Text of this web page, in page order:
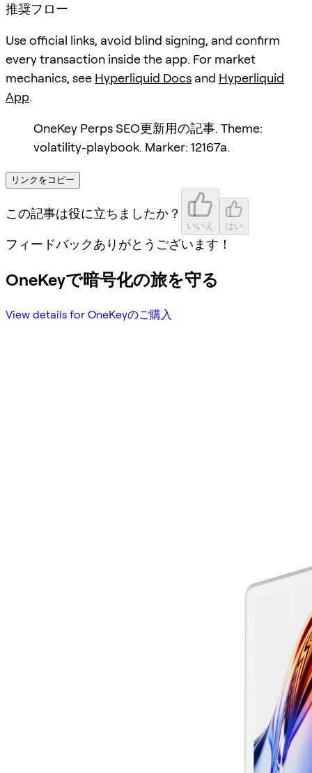
推奨フロー
Use official links, avoid blind signing, and confirm
every transaction inside the app. For market
mechanics, see Hyperliquid Docs and Hyperliquid
App.
OneKey Perps SEO更新用の記事. Theme:
volatility-playbook. Marker: 12167a.
リンクをコピー
この記事は役に立ちましたか？
いいえ はい
フィードバックありがとうございます！
OneKeyで暗号化の旅を守る
View details for OneKeyのご購入